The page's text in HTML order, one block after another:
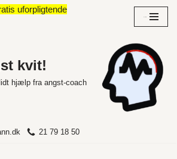
uforpligtende
kvit!
hjælp fra angst-coach
21 79 18 50